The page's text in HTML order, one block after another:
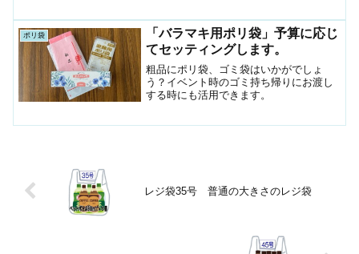
ポリ袋
「バラマキ用ポリ袋」予算に応じ
てセッティングします。
粗品にポリ袋、ゴミ袋はいかがでしょ
う？イベント時のゴミ持ち帰りにお渡し
する時にも活用できます。
レジ袋35号 普通の大きさのレジ袋